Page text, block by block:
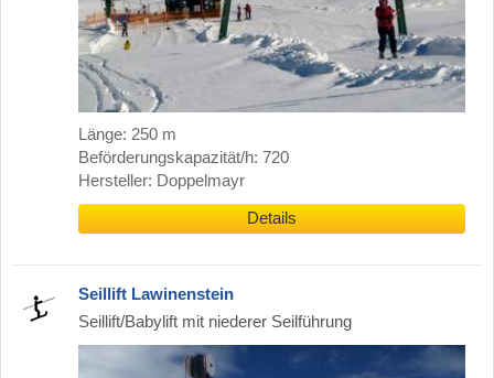
Länge: 250 m
Beförderungskapazität/h: 720
Hersteller: Doppelmayr
Details
Seillift Lawinenstein
Seillift/Babylift mit niederer Seilführung